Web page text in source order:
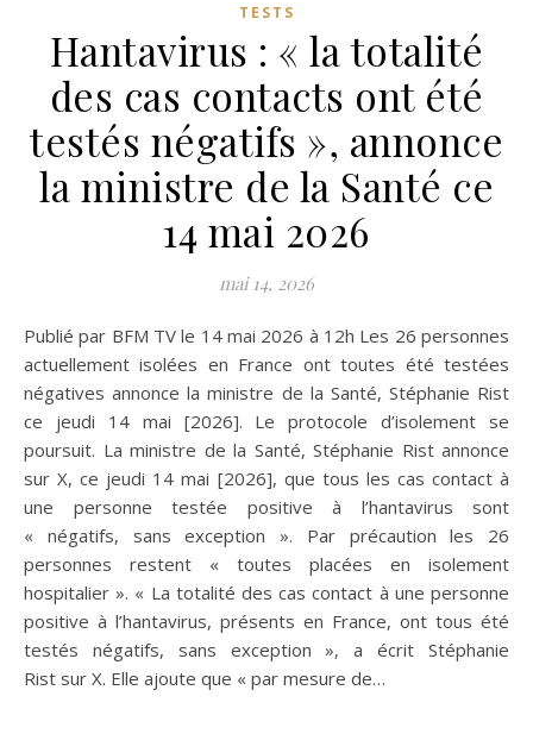
TESTS
Hantavirus : « la totalité
des cas contacts ont été
testés négatifs », annonce
la ministre de la Santé ce
14 mai 2026
mai 14, 2026
Publié par BFM TV le 14 mai 2026 à 12h Les 26 personnes
actuellement isolées en France ont toutes été testées
négatives annonce la ministre de la Santé, Stéphanie Rist
ce jeudi 14 mai [2026]. Le protocole d’isolement se
poursuit. La ministre de la Santé, Stéphanie Rist annonce
sur X, ce jeudi 14 mai [2026], que tous les cas contact à
une personne testée positive à l’hantavirus sont
« négatifs, sans exception ». Par précaution les 26
personnes restent « toutes placées en isolement
hospitalier ». « La totalité des cas contact à une personne
positive à l’hantavirus, présents en France, ont tous été
testés négatifs, sans exception », a écrit Stéphanie
Rist sur X. Elle ajoute que « par mesure de…